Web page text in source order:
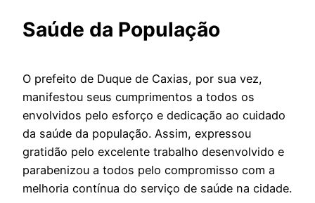
Saúde da População
O prefeito de Duque de Caxias, por sua vez,
manifestou seus cumprimentos a todos os
envolvidos pelo esforço e dedicação ao cuidado
da saúde da população. Assim, expressou
gratidão pelo excelente trabalho desenvolvido e
parabenizou a todos pelo compromisso com a
melhoria contínua do serviço de saúde na cidade.